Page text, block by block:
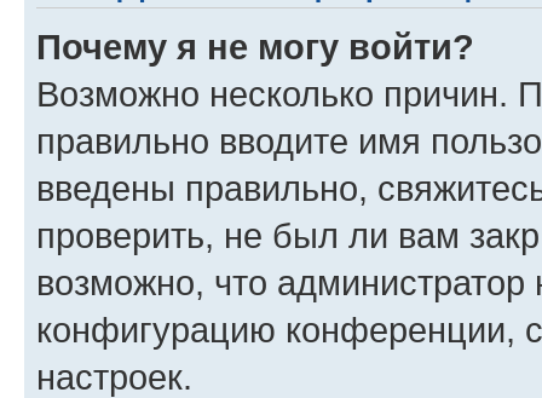
Почему я не могу войти?
Возможно несколько причин.
правильно вводите имя
введены правильно,
проверить, не был ли вам
возможно, что администратор
конфигурацию конференции,
настроек.